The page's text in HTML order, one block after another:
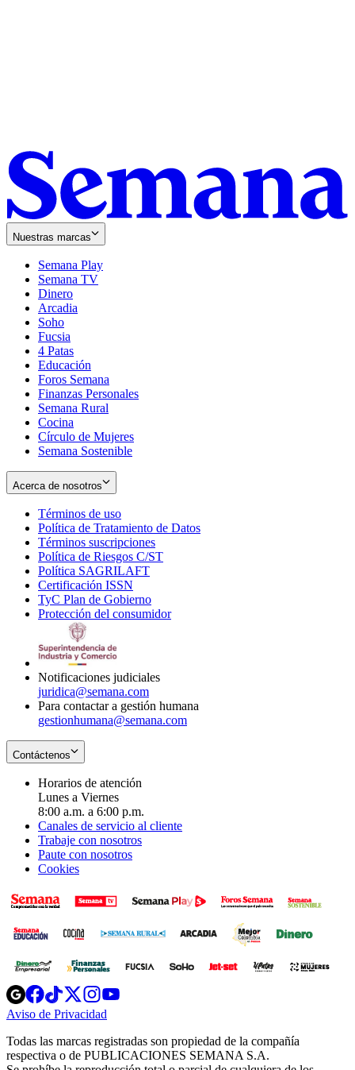
Nuestras marcas
Semana Play
Semana TV
Dinero
Arcadia
Soho
in
new
window
Fucsia
in
new
window
4 Patas
Educación
Foros Semana
Finanzas Personales
Semana Rural
Cocina
Círculo de Mujeres
Semana Sostenible
Acerca de nosotros
Términos de uso
in
new
window
Política de Tratamiento de Datos
Términos suscripciones
in
Política de Riesgos C/ST
Política SAGRILAFT
new
window
Certificación ISSN
in
new
TyC Plan de Gobierno
in
Protección del consumidorOpens
Notificaciones judiciales
juridica@semana.com
Para contactar a gestión humana
gestionhumana@semana.com
Contáctenos
Horarios de atención
Lunes a Viernes
8:00 a.m. a 6:00 p.m.
Canales de servicio al cliente
Trabaje con nosotros
Paute con nosotros
Cookies
Opens
in
new
Opens
in
new
Opens
in
new
window
Opens
new
windowwindow
Aviso de Privacidad
new
window
Todas las marcas registradas son propiedad de la compañía
respectiva o de PUBLICACIONES SEMANA S.A.